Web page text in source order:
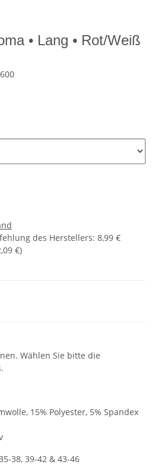
• Lang • Rot/Weiß
des Herstellers: 8,99 €
€)
Wählen Sie bitte die
15% Polyester, 5% Spandex
38, 39-42 & 43-46